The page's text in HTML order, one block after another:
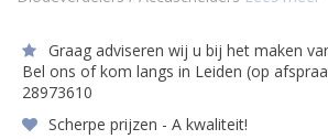
Graag adviseren wij u bij het maken
Bel ons of kom langs in Leiden (op
28973610
Scherpe prijzen - A kwaliteit!